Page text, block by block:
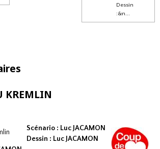
Dessin
:&n...
KREMLIN
Scénario : Luc JACAMON
Dessin : Luc JACAMON